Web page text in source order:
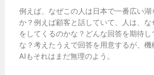
例えば、なぜこの人は日本で一番広い湖
か？例えば顧客と話していて、人は、な
をしてくるのかな？どんな回答を期待し
な？考えたうえで回答を用意するが、
AIもそれはまだ無理のよう。